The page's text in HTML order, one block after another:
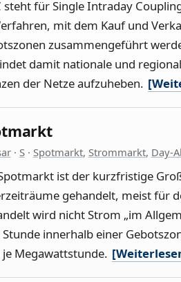
steht für Single Intraday
mit dem Kauf und
zusammengeführt
damit nationale und
der Netze aufzuheben.
· S· Spotmarkt, Strommarkt, Day-
ist der kurzfristige
gehandelt, meist für
wird nicht Strom „im
innerhalb einer
je Megawattstunde.